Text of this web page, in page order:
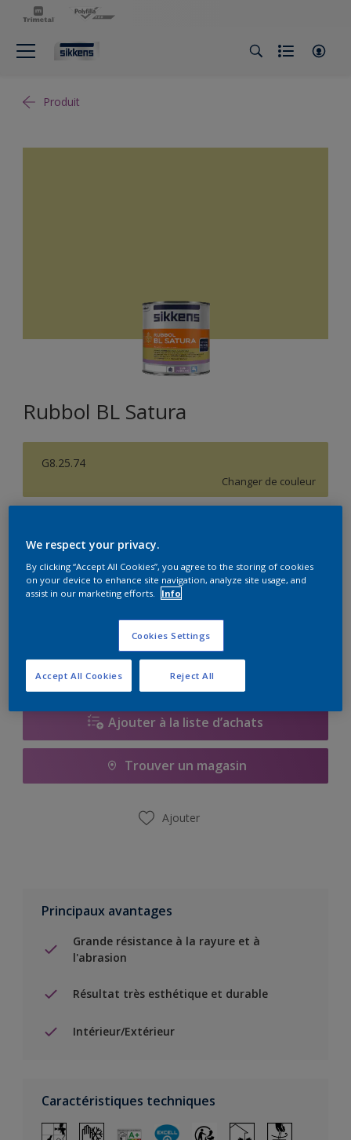
Produit
Rubbol BL Satura
G8.25.74
Changer de couleur
1L
Quantité Calculateur de peinture
Calculer
Ajouter à la liste d’achats
Trouver un magasin
Ajouter
Principaux avantages
Grande résistance à la rayure et à
l'abrasion
Résultat très esthétique et durable
Intérieur/Extérieur
Caractéristiques techniques
We respect your privacy.
By clicking “Accept All Cookies”, you agree to the storing of cookies
on your device to enhance site navigation, analyze site usage, and
assist in our marketing efforts.
Info
Cookies Settings
Reject All
Accept All Cookies